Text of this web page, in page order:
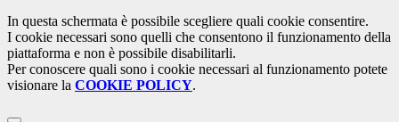
In questa schermata è possibile scegliere quali cookie consentire.
I cookie necessari sono quelli che consentono il funzionamento della
piattaforma e non è possibile disabilitarli.
Per conoscere quali sono i cookie necessari al funzionamento potete
visionare la COOKIE POLICY.